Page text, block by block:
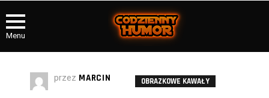
Menu
przez MARCIN OBRAZKOWE KAWAŁY